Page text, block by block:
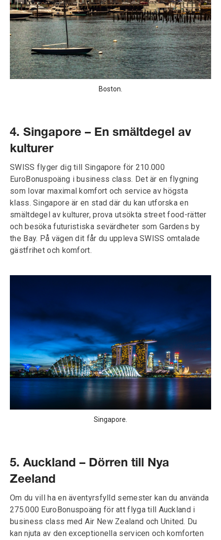
Boston.
4. Singapore – En smältdegel av
kulturer
SWISS flyger dig till Singapore för 210.000
EuroBonuspoäng i business class. Det är en flygning
som lovar maximal komfort och service av högsta
klass. Singapore är en stad där du kan utforska en
smältdegel av kulturer, prova utsökta street food-rätter
och besöka futuristiska sevärdheter som Gardens by
the Bay. På vägen dit får du uppleva SWISS omtalade
gästfrihet och komfort.
Singapore.
5. Auckland – Dörren till Nya
Zeeland
Om du vill ha en äventyrsfylld semester kan du använda
275.000 EuroBonuspoäng för att flyga till Auckland i
business class med Air New Zealand och United. Du
kan njuta av den exceptionella servicen och komforten